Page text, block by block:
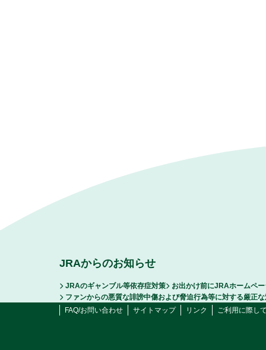
JRAからのお知らせ
JRAのギャンブル等依存症対策
お出かけ前にJRAホームペ
ファンからの悪質な誹謗中傷および脅迫行為等に対する厳正
FAQ/お問い合わせ
サイトマップ リンク ご利用に際し